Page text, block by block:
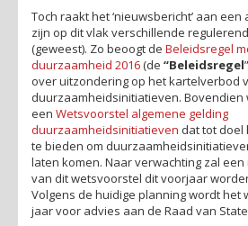
Toch raakt het ‘nieuwsbericht’ aan
zijn op dit vlak verschillende
(geweest). Zo beoogt de Beleidsregel
duurzaamheid 2016(de “Beleidsregel
over uitzondering op het kartelverbod
duurzaamheidsinitiatieven. Bovendien
een Wetsvoorstel algemene gelding
duurzaamheidsinitiatieven dat tot doel
te bieden om
laten komen. Naar verwachting zal
van dit wetsvoorstel dit voorjaar
Volgens de huidige planning wordt het
jaar voor advies aan de Raad van